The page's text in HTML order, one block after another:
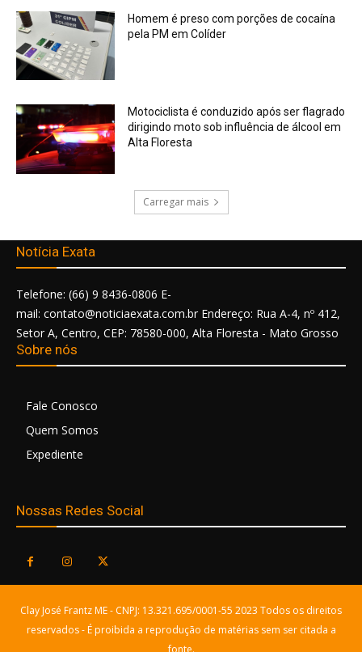
Homem é preso com porções de cocaína
pela PM em Colíder
Motociclista é conduzido após ser flagrado
dirigindo moto sob influência de álcool em
Alta Floresta
Carregar mais
Notícia Exata
Telefone: (66) 9 8436-0806 E-
mail: contato@noticiaexata.com.br Endereço: Rua A-4, nº 412,
Setor A, Centro, CEP: 78580-000, Alta Floresta - Mato Grosso
Sobre nós
Fale Conosco
Quem Somos
Expediente
Nossas Redes Social
Clay José Frantz ME - CNPJ: 13.321.695/0001-55 2023 Todos os direitos
reservados - É proibida a reprodução de matérias sem ser citada a
fonte.